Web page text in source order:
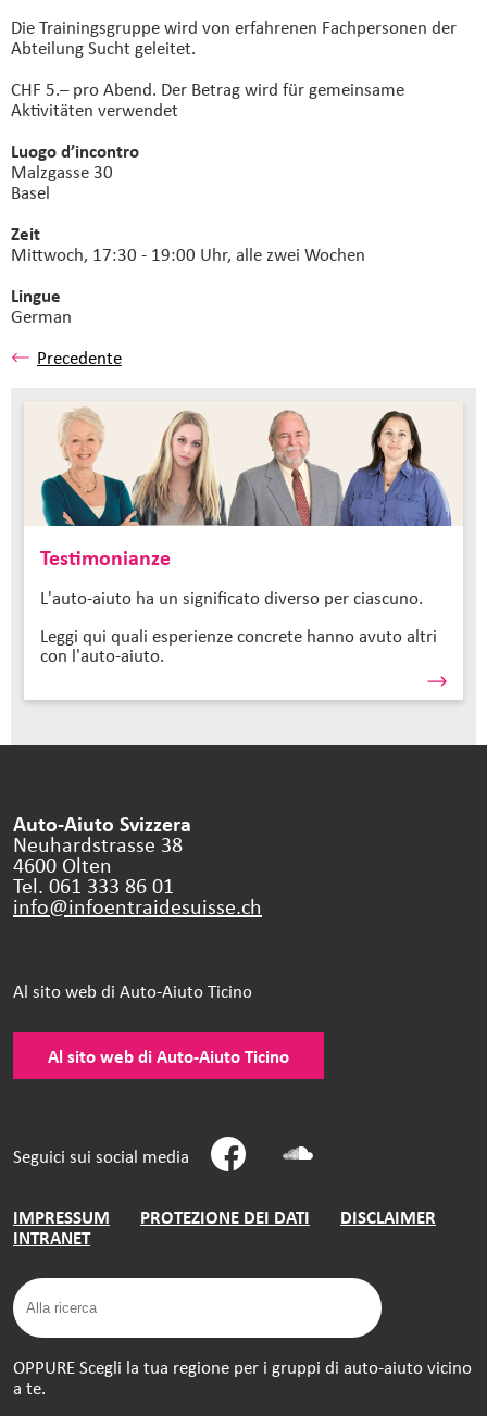
Die Trainingsgruppe wird von erfahrenen Fachpersonen der
Abteilung Sucht geleitet.
CHF 5.– pro Abend. Der Betrag wird für gemeinsame
Aktivitäten verwendet
Luogo d’incontro
Malzgasse 30
Basel
Zeit
Mittwoch, 17:30 - 19:00 Uhr, alle zwei Wochen
Lingue
German
Precedente
Testimonianze
L'auto-aiuto ha un significato diverso per ciascuno.
Leggi qui quali esperienze concrete hanno avuto altri
con l'auto-aiuto.
Auto-Aiuto Svizzera
Neuhardstrasse 38
4600 Olten
Tel. 061 333 86 01
info@infoentraidesuisse.ch
Al sito web di Auto-Aiuto Ticino
Al sito web di Auto-Aiuto Ticino
Seguici sui social media
IMPRESSUM PROTEZIONE DEI DATI
DISCLAIMER
INTRANET
OPPURE Scegli la tua regione per i gruppi di auto-aiuto vicino
a te.